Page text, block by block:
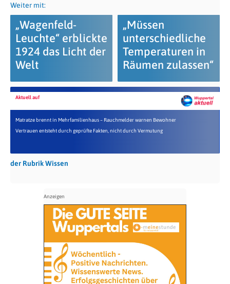
Weiter mit:
„Wagenfeld-
Leuchte“ erblickte
1924 das Licht der
Welt
„Müssen
unterschiedliche
Temperaturen in
Räumen zulassen“
Aktuell auf
Matratze brennt in Mehrfamilienhaus – Rauchmelder warnen Bewohner
Vertrauen entsteht durch geprüfte Fakten, nicht durch Vermutung
der Rubrik Wissen